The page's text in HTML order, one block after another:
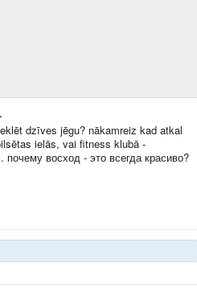
dzīves jēgu? nākamreiz kad atkal
ielās, vai fitness klubā -
восход - это всегда красиво?